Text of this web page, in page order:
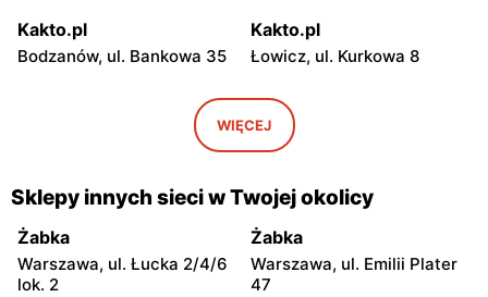
Kakto.pl
Bodzanów, ul. Bankowa 35
Kakto.pl
Łowicz, ul. Kurkowa 8
Głowno, ul. Łowicka 50
Kakto.pl
Ryki, ul. Stanisława
Poniatowskiego 6
Kakto.pl
Radom, ul. Tadeusza
Kościuszki 4
Kakto.pl
Zbuczyn, ul. Lipowa 9
Kakto.pl Kakto.pl
WIĘCEJ
Sklepy innych sieci w Twojej okolicy
Żabka
Warszawa, ul. Łucka 2/4/6
lok. 2
Żabka
Warszawa, ul. Emilii Plater
47